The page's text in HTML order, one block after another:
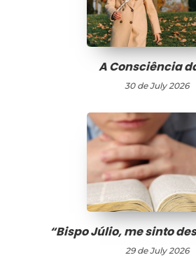
A Consciência
30 de July 2026
“Bispo Júlio, me sinto
29 de July 2026